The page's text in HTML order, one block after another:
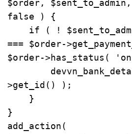
$order,
false ) {
=== $order-
$order->has_status(
>get_id() );
}
add_action(